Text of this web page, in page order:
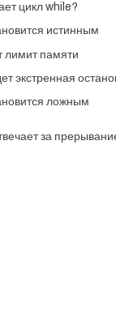
цикл while?
истинным
лимит памяти
экстренная
ложным
за